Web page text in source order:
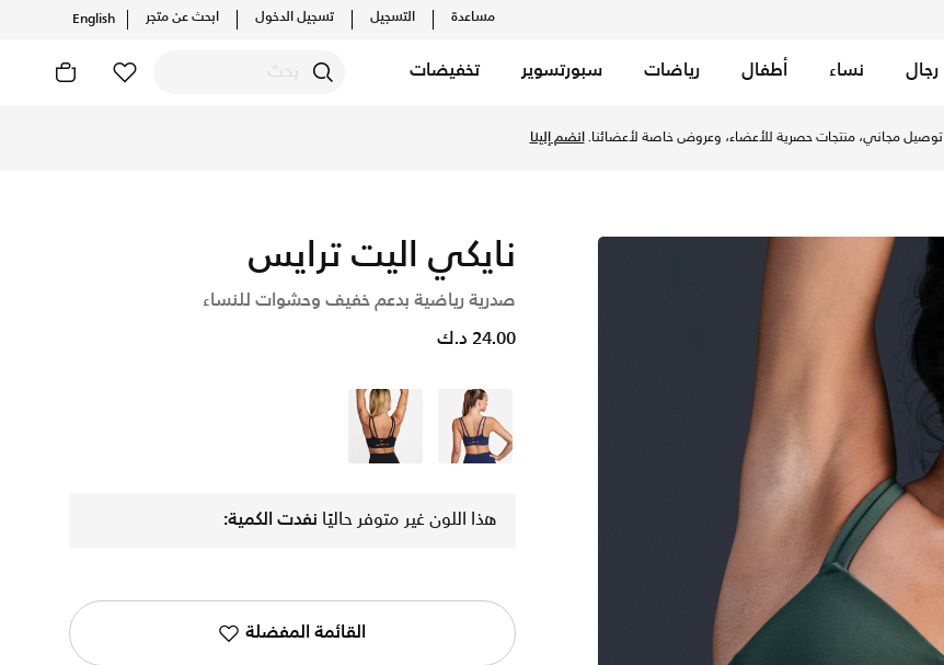
مساعدة التسجيل تسجيل الدخول ابحث عن متجر English
رجال نساء أطفال رياضات سبورتسوير تخفيضات
توصيل مجاني، منتجات حصرية للأعضاء، وعروض خاصة لأعضائنا.انضم إلينا
نايكي اليت ترايس
صدرية رياضية بدعم خفيف وحشوات للنساء
24.00 د.ك
أزرق أسود
هذا اللون غير متوفر حاليًا نفدت الكمية:
القائمة المفضلة